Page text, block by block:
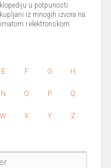
u potpunosti
iz mnogih izvora na
i elektronskom
E F G H
N O P Q
W X Y Z